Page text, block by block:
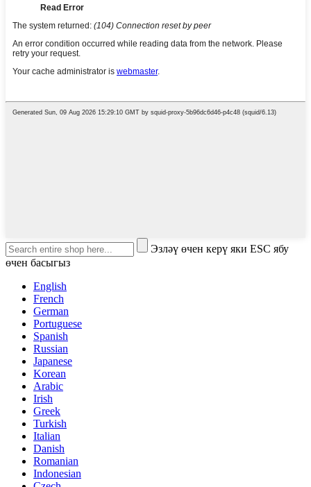
Эзләү өчен керү яки ESC ябу
өчен басыгыз
English
French
German
Portuguese
Spanish
Russian
Japanese
Korean
Arabic
Irish
Greek
Turkish
Italian
Danish
Romanian
Indonesian